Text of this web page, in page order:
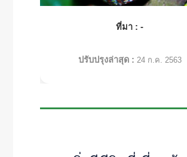
ที่มา : -
ปรับปรุงล่าสุด : 24 ก.ค. 2563